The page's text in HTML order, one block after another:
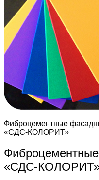
Фиброцементные
«СДС-КОЛОРИТ»
«СДС-